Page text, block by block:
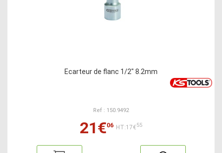
Ecarteur de flanc 1/2" 8.2mm
Ref : 150.9492
21€06 HT:17€55